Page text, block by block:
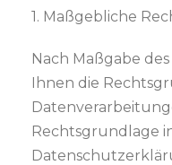
1. Maßgebliche
Nach Maßgabe
Ihnen die
Rechtsgrundlage